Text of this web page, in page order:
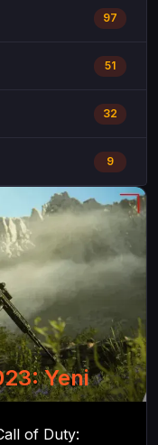
97
51
32
9
Yeni
of Duty: